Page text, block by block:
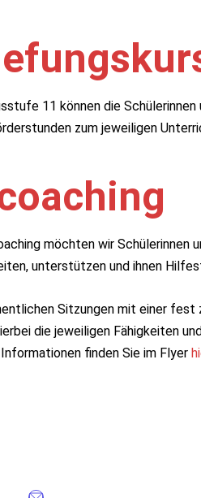
11 können die
zum jeweiligen
möchten wir Schülerinnen
unterstützen und ihnen
Sitzungen mit einer
die jeweiligen Fähigkeiten
finden Sie im Flyer